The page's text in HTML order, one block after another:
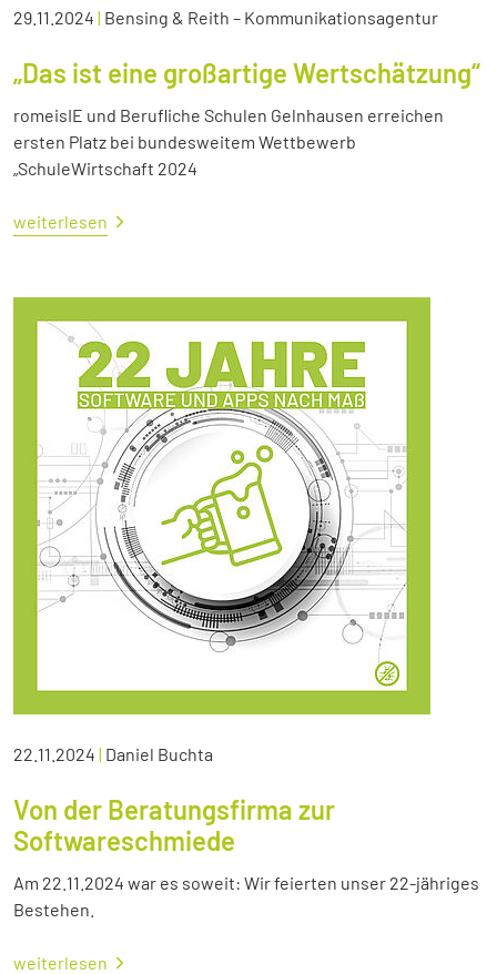
29.11.2024 | Bensing & Reith – Kommunikationsagentur
„Das ist eine großartige Wertschätzung“
romeisIE und Berufliche Schulen Gelnhausen erreichen
ersten Platz bei bundesweitem Wettbewerb
„SchuleWirtschaft 2024
weiterlesen
22.11.2024 | Daniel Buchta
Von der Beratungsfirma zur
Softwareschmiede
Am 22.11.2024 war es soweit: Wir feierten unser 22-jähriges
Bestehen.
weiterlesen